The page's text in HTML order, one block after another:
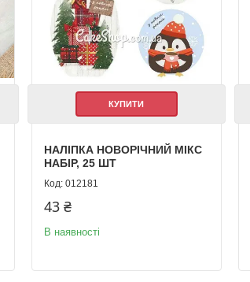
КУПИТИ
НАЛІПКА НОВОРІЧНИЙ МІКС
НАБІР, 25 ШТ
012181
43 ₴
В наявності